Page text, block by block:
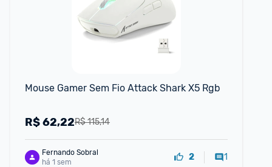
Mouse Gamer Sem Fio Attack Shark X5 Rgb
R$ 115,14
R$62,22
Fernando Sobral
há 1 sem
2 1